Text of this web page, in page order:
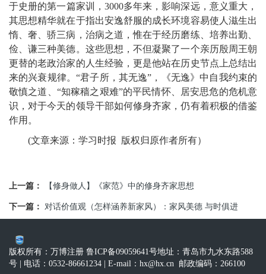
于史册的第一篇家训，3000多年来，影响深远，意义重大，
其思想精华就在于指出安逸舒服的成长环境容易使人滋生出
惰、奢、骄三病，治病之道，惟在于经历磨练、培养出勤、
俭、谦三种美德。这些思想，不但凝聚了一个亲历殷周王朝
更替的老政治家的人生经验，更是他站在历史节点上总结出
来的兴衰规律。“君子所，其无逸”，《无逸》中自我约束的
敬慎之道、“知稼穑之艰难”的平民情怀、居安思危的危机意
识，对于今天的领导干部如何修身齐家，仍有着积极的借鉴
作用。
(文章来源：学习时报 版权归原作者所有）
上一篇： 【修身做人】《家范》中的修身齐家思想
下一篇： 对话价值观（怎样涵养新家风）：家风美德 与时俱进
版权所有：万博注册 鲁ICP备09059641号地址：青岛市九水东路588
号 | 电话：0532-86661234 | E-mail： hx@hx.cn 邮政编码：266100